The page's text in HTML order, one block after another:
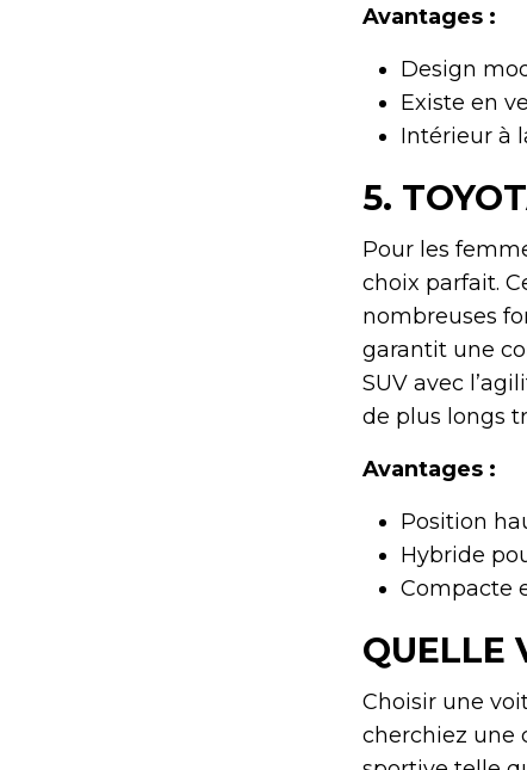
Avantages :
Design
Existe en
Intérieur à
5.
Pour les
choix parfait.
nombreuses
garantit une
SUV avec
de plus longs
Avantages :
Position
Hybride
Compacte
QUELLE
Choisir une
cherchiez une